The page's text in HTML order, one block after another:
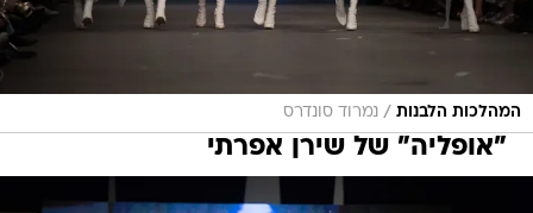
המהלכות הלבנות / נמרוד סונדרס
"אופליה" של שירן אפרתי